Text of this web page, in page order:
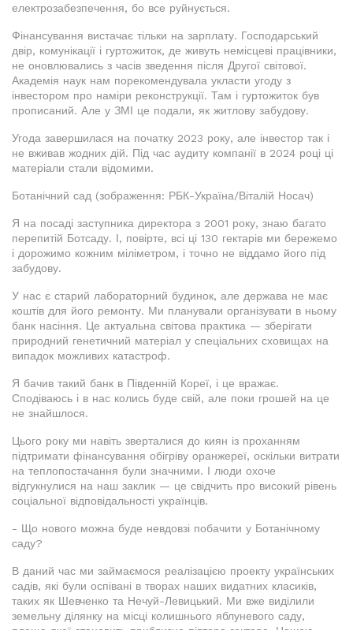
електрозабезпечення, бо все руйнується.
Фінансування вистачає тільки на зарплату. Господарський
двір, комунікації і гуртожиток, де живуть немісцеві працівники,
не оновлювались з часів зведення після Другої світової.
Академія наук нам порекомендувала укласти угоду з
інвестором про наміри реконструкції. Там і гуртожиток був
прописаний. Але у ЗМІ це подали, як житлову забудову.
Угода завершилася на початку 2023 року, але інвестор так і
не вживав жодних дій. Під час аудиту компанії в 2024 році ці
матеріали стали відомими.
Ботанічний сад (зображення: РБК-Україна/Віталій Носач)
Я на посаді заступника директора з 2001 року, знаю багато
перепитій Ботсаду. І, повірте, всі ці 130 гектарів ми бережемо
і дорожимо кожним міліметром, і точно не віддамо його під
забудову.
У нас є старий лабораторний будинок, але держава не має
коштів для його ремонту. Ми планували організувати в ньому
банк насіння. Це актуальна світова практика — зберігати
природний генетичний матеріал у спеціальних сховищах на
випадок можливих катастроф.
Я бачив такий банк в Південній Кореї, і це вражає.
Сподіваюсь і в нас колись буде свій, але поки грошей на це
не знайшлося.
Цього року ми навіть зверталися до киян із проханням
підтримати фінансування обігріву оранжереї, оскільки витрати
на теплопостачання були значними. І люди охоче
відгукнулися на наш заклик — це свідчить про високий рівень
соціальної відповідальності українців.
- Що нового можна буде невдовзі побачити у Ботанічному
саду?
В даний час ми займаємося реалізацією проекту українських
садів, які були оспівані в творах наших видатних класиків,
таких як Шевченко та Нечуй-Левицький. Ми вже виділили
земельну ділянку на місці колишнього яблуневого саду,